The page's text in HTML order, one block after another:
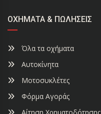
ΟΧΉΜΑΤΑ & ΠΩΛΉΣΕΙΣ
Όλα τα οχήματα
Αυτοκίνητα
Μοτοσυκλέτες
Φόρμα Αγοράς